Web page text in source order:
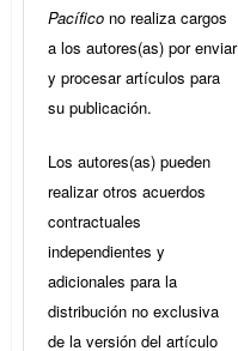
Pacífico no realiza cargos
a los autores(as) por enviar
y procesar artículos para
su publicación.
Los autores(as) pueden
realizar otros acuerdos
contractuales
independientes y
adicionales para la
distribución no exclusiva
de la versión del artículo